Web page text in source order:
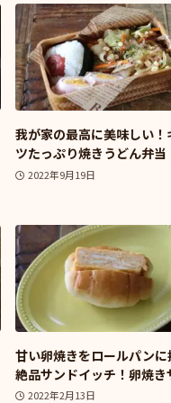
我が家の最高に美味しい！
ツたっぷり焼きうどん弁当
2022年9月19日
甘い卵焼きをロールパンに
絶品サンドイッチ！卵焼き
2022年2月13日